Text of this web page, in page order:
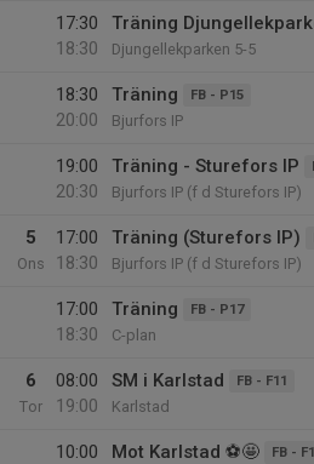
17:30
18:30
Träning
Djungellekparken 5-5
18:30
20:00
Träning FB - P15
Bjurfors IP
19:00
20:30
Träning - Sturefors IP
Bjurfors IP (f d Sturefors IP)
5
Ons
17:00
18:30
Träning (Sturefors IP)
Bjurfors IP (f d Sturefors IP)
17:00
18:30
Träning FB - P17
C-plan
6
Tor
08:00
19:00
SM i Karlstad FB - F11
Karlstad
10:00
Mot Karlstad ⚽️🤩 FB -